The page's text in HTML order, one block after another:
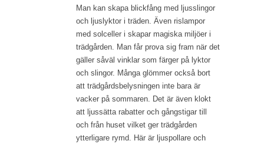
Man kan skapa blickfång med ljusslingor
och ljuslyktor i träden. Även rislampor
med solceller i skapar magiska miljöer i
trädgården. Man får prova sig fram när det
gäller såväl vinklar som färger på lyktor
och slingor. Många glömmer också bort
att trädgårdsbelysningen inte bara är
vacker på sommaren. Det är även klokt
att ljussätta rabatter och gångstigar till
och från huset vilket ger trädgården
ytterligare rymd. Här är ljuspollare och